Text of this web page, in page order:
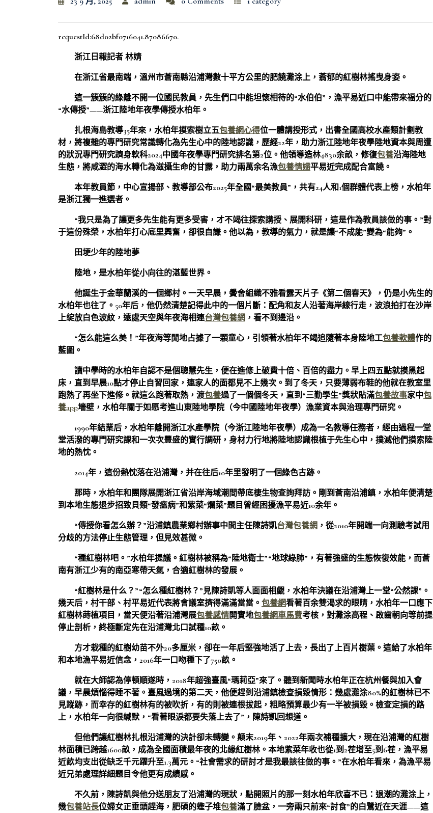
requestId:68d02bf0716041.87086670.
浙江日報記者 林婧
在浙江省最南端，溫州市蒼南縣沿浦灣數十平方公里的肥饒灘涂上，蓊郁的紅樹林搖曳身姿。
這一簇簇的綠離不開一位國民教員，先生們口中能坦懷相待的“水伯伯”，漁平易近口中能帶來福分的
“水傳授”——浙江陸地年夜學傳授水柏年。
扎根海島教導35年來，水柏年摸索樹立五包養網心得位一體講授形式，出書全國高校水產類計劃教
材，將複雜的專門研究常識轉化為先生心中的陸地認識，歷經22年，助力浙江陸地年夜學陸地資本與周遭
的狀況專門研究躋身軟科2024中國年夜學專門研究排名第2位。他領導造林4830余畝，修復包養沿海陸地
生態，將咸澀的海水轉化為滋攝生命的甘露，助力兩萬余名漁包養情婦平易近完成配合富饒。
本年教員節，中心宣揚部、教導部公布2025年全國“最美教員”，共有24人和1個群體代表上榜，水柏年
是浙江獨一進選者。
“我只是為了讓更多先生能有更多受害，才不竭往探索講授、展開科研，這是作為教員該做的事。”對
于這份殊榮，水柏年打心底里興奮，卻很自謙。他以為，教導的氣力，就是讓“不成能”變為“能夠”。
田埂少年的陸地夢
陸地，是水柏年從小向往的湛藍世界。
他誕生于金華蘭溪的一個鄉村。一天早晨，黌舍組織不雅看露天片子《第二個春天》，仍是小先生的
水柏年也往了。50年后，他仍然清楚記得此中的一個片斷：配角和友人沿著海岸線行走，波浪拍打在沙岸
上綻放白色波紋，遠處天空與年夜海相連台灣包養網 ，看不到邊沿。
“怎么能這么美！”年夜海等閒地占據了一顆童心，引領著水柏年不竭追隨著本身陸地工包養軟體作的
藍圖。
讀中學時的水柏年自認不是個聰慧先生，便在進修上破費十倍、百倍的盡力。早上四五點就摸黑起
床，直到早晨10點才停止自習回家，連家人的面都見不上幾次。到了冬天，只要薄弱布鞋的他就在教室里
跑熱了再坐下進修。就這么跑著取熱，渡包養過了一個個冬天，直到“三勤學生”獎狀貼滿包養故事家中包
養app墻壁，水柏年關于如愿考進山東陸地學院（今中國陸地年夜學）漁業資本與治理專門研究。
1990年結業后，水柏年離開浙江水產學院（今浙江陸地年夜學）成為一名教導任務者，經由過程一堂
堂活潑的專門研究課和一次次豐盛的實行調研，身材力行地將陸地認識根植于先生心中，撲滅他們摸索陸
地的熱忱。
2014年，這份熱忱落在沿浦灣，并在往后10年里發明了一個綠色古跡。
那時，水柏年和團隊展開浙江省沿岸海域潮間帶底棲生物查詢拜訪。剛到蒼南沿浦鎮，水柏年便清楚
到本地生態退步招致貝類“發瘟病”和紫菜“爛菜”題目曾經困擾漁平易近10余年。
“傳授你看怎么辦？”沿浦鎮農業鄉村辦事中間主任陳詩凱台灣包養網 ，從2010年開端一向測驗考試用
分歧的方法停止生態管理，但見效甚微。
“種紅樹林吧。”水柏年提議。紅樹林被稱為“陸地衛士”“地球綠肺”，有著強盛的生態恢復效能，而蒼
南有浙江少有的南亞寒帶天氣，合適紅樹林的發展。
“紅樹林是什么？”“怎么種紅樹林？”見陳詩凱等人面面相覷，水柏年決議在沿浦灣上一堂“公然課”。
幾天后，村干部、村平易近代表將會議室擠得滿滿當當。 包養網看著百余雙渴求的眼睛，水柏年一口應下
紅樹林蒔植項目，當天便沿著沿浦灣展包養感情開實地包養網車馬費考核，對灘涂高程、啟齒朝向等前提
停止剖析，終極斷定先在沿浦灣北口試種10畝。
方才栽種的紅樹幼苗不外20多厘米，卻在一年后堅強地活了上去，長出了上百片樹葉。這給了水柏年
和本地漁平易近信念，2016年一口吻種下了750畝。
就在大師認為停頓順遂時，2018年超強臺風“瑪莉亞”來了。聽到新聞時水柏年正在杭州餐與加入會
議，早晨煩惱得睡不著。臺風過境的第二天，他便趕到沿浦鎮檢查損毀情形：幾處灘涂80%的紅樹林已不
見蹤跡，而幸存的紅樹林有的被吹折，有的則被連根拔起，粗略預算最少有一半被損毀。檢查定損的路
上，水柏年一向很緘默，“看著眼淚都要失落上去了”，陳詩凱回想道。
但他們讓紅樹林扎根沿浦灣的決計卻未轉變。顛末2019年、2022年兩次補種擴大，現在沿浦灣的紅樹
林面積已跨越1600畝，成為全國面積最年夜的北緣紅樹林。本地紫菜年收也從1到2茬增至5到6茬，漁平易
近畝均支出從缺乏千元躍升至1.3萬元。“社會需求的研討才是我最該往做的事。”在水柏年看來，為漁平易
近兄弟處理詳細題目令他更有成績感。
不久前，陳詩凱與他分送朋友了沿浦灣的現狀，點開照片的那一刻水柏年欣喜不已：退潮的灘涂上，
幾包養站長位婦女正垂頭趕海，肥碩的蟶子堆包養滿了臉盆，一旁兩只前來“討食”的白鷺近在天涯——這